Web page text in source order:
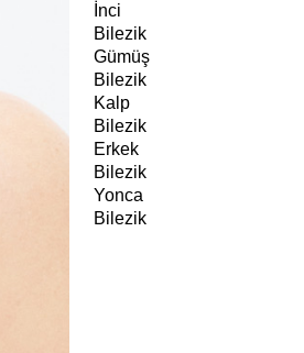
İnci
Bilezik
Gümüş
Bilezik
Kalp
Bilezik
Erkek
Bilezik
Yonca
Bilezik